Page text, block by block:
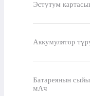
Эстутум
Аккумулятор
Батареянын
мАч